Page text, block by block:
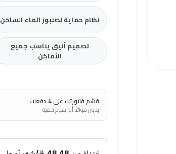
نظام حماية لصنبور الماء الساخن
تصميم أنيق يناسب جميع
الأماكن
قسّم فاتورتك على 4 دفعات
بدون فوائد أو رسوم خفية